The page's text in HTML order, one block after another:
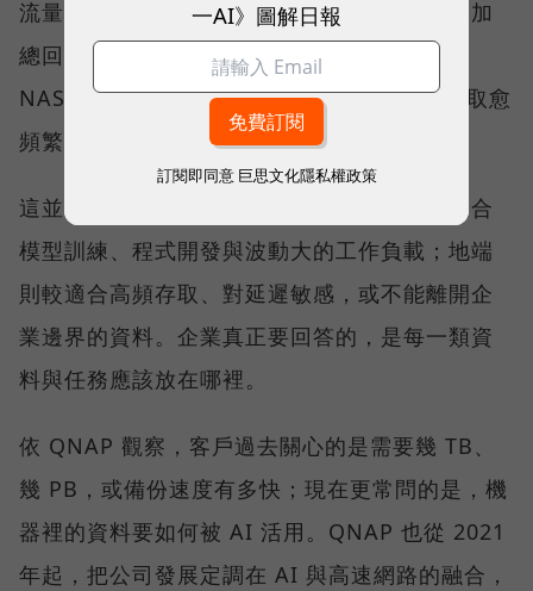
流量收費；當企業把一年、兩年、三年的費用加
總回推，可能會發現，購買一台同等容量的
NAS，還能使用 7-10 年。資料規模愈大、存取愈
頻繁，總持有成本的差距就愈值得評估。
這並不代表雲端與地端只能二選一。雲端仍適合
模型訓練、程式開發與波動大的工作負載；地端
則較適合高頻存取、對延遲敏感，或不能離開企
業邊界的資料。企業真正要回答的，是每一類資
料與任務應該放在哪裡。
依 QNAP 觀察，客戶過去關心的是需要幾 TB、
幾 PB，或備份速度有多快；現在更常問的是，機
器裡的資料要如何被 AI 活用。QNAP 也從 2021
年起，把公司發展定調在 AI 與高速網路的融合，
一AI》圖解日報
訂閱即同意 巨思文化隱私權政策